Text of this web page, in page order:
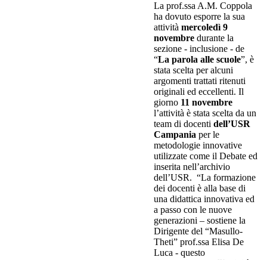
La prof.ssa A.M. Coppola
ha dovuto esporre la sua
attività mercoledì 9
novembre durante la
sezione - inclusione - de
“La parola alle scuole”, è
stata scelta per alcuni
argomenti trattati ritenuti
originali ed eccellenti. Il
giorno 11 novembre
l’attività è stata scelta da un
team di docenti dell’USR
Campania per le
metodologie innovative
utilizzate come il Debate ed
inserita nell’archivio
dell’USR. “La formazione
dei docenti è alla base di
una didattica innovativa ed
a passo con le nuove
generazioni – sostiene la
Dirigente del “Masullo-
Theti” prof.ssa Elisa De
Luca - questo